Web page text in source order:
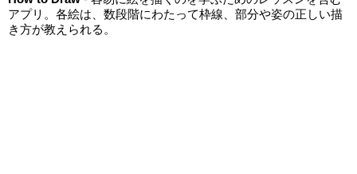
アプリ。各絵は、数段階にわたって枠線、部分や姿の正しい描
き方が教えられる。